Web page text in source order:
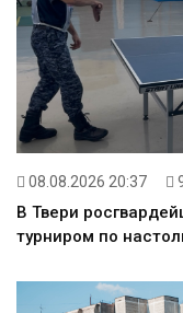
08.08.2026 20:37
В Твери
турниром по